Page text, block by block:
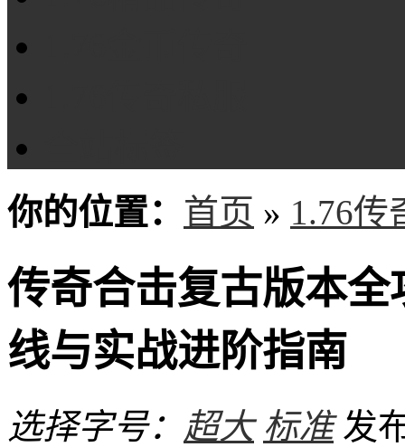
你的位置： 首页 » 1.76传
传奇合击复古版本
线与实战进阶指南
选择字号： 超大 标准 发